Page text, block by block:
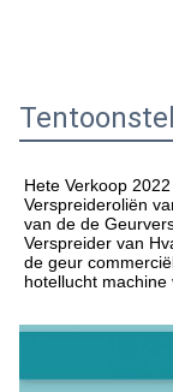
Hete Verkoop
Verspreideroliën
van de de
Verspreider van
de geur
hotellucht machine